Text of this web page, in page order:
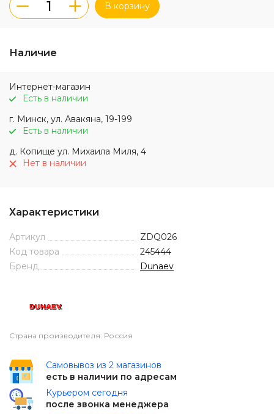
В корзину
Наличие
Интернет-магазин
Есть в наличии
г. Минск, ул. Авакяна, 19-199
Есть в наличии
д. Копище ул. Михаила Миля, 4
Нет в наличии
Характеристики
Артикул
ZDQ026
Код товара
245444
Бренд
Dunaev
Страна производителя: Россия
Самовывоз из 2 магазинов
есть в наличии по адресам
Курьером сегодня
после звонка менеджера